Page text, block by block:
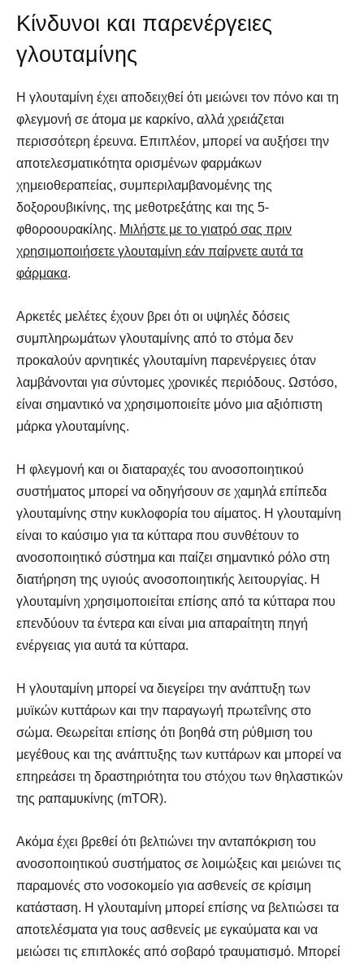
Κίνδυνοι και παρενέργειες
γλουταμίνης
Η γλουταμίνη έχει αποδειχθεί ότι μειώνει τον πόνο και τη
φλεγμονή σε άτομα με καρκίνο, αλλά χρειάζεται
περισσότερη έρευνα. Επιπλέον, μπορεί να αυξήσει την
αποτελεσματικότητα ορισμένων φαρμάκων
χημειοθεραπείας, συμπεριλαμβανομένης της
δοξορουβικίνης, της μεθοτρεξάτης και της 5-
φθοροουρακίλης. Μιλήστε με το γιατρό σας πριν
χρησιμοποιήσετε γλουταμίνη εάν παίρνετε αυτά τα
φάρμακα.
Αρκετές μελέτες έχουν βρει ότι οι υψηλές δόσεις
συμπληρωμάτων γλουταμίνης από το στόμα δεν
προκαλούν αρνητικές γλουταμίνη παρενέργειες όταν
λαμβάνονται για σύντομες χρονικές περιόδους. Ωστόσο,
είναι σημαντικό να χρησιμοποιείτε μόνο μια αξιόπιστη
μάρκα γλουταμίνης.
Η φλεγμονή και οι διαταραχές του ανοσοποιητικού
συστήματος μπορεί να οδηγήσουν σε χαμηλά επίπεδα
γλουταμίνης στην κυκλοφορία του αίματος. Η γλουταμίνη
είναι το καύσιμο για τα κύτταρα που συνθέτουν το
ανοσοποιητικό σύστημα και παίζει σημαντικό ρόλο στη
διατήρηση της υγιούς ανοσοποιητικής λειτουργίας. Η
γλουταμίνη χρησιμοποιείται επίσης από τα κύτταρα που
επενδύουν τα έντερα και είναι μια απαραίτητη πηγή
ενέργειας για αυτά τα κύτταρα.
Η γλουταμίνη μπορεί να διεγείρει την ανάπτυξη των
μυϊκών κυττάρων και την παραγωγή πρωτεΐνης στο
σώμα. Θεωρείται επίσης ότι βοηθά στη ρύθμιση του
μεγέθους και της ανάπτυξης των κυττάρων και μπορεί να
επηρεάσει τη δραστηριότητα του στόχου των θηλαστικών
της ραπαμυκίνης (mTOR).
Ακόμα έχει βρεθεί ότι βελτιώνει την ανταπόκριση του
ανοσοποιητικού συστήματος σε λοιμώξεις και μειώνει τις
παραμονές στο νοσοκομείο για ασθενείς σε κρίσιμη
κατάσταση. Η γλουταμίνη μπορεί επίσης να βελτιώσει τα
αποτελέσματα για τους ασθενείς με εγκαύματα και να
μειώσει τις επιπλοκές από σοβαρό τραυματισμό. Μπορεί